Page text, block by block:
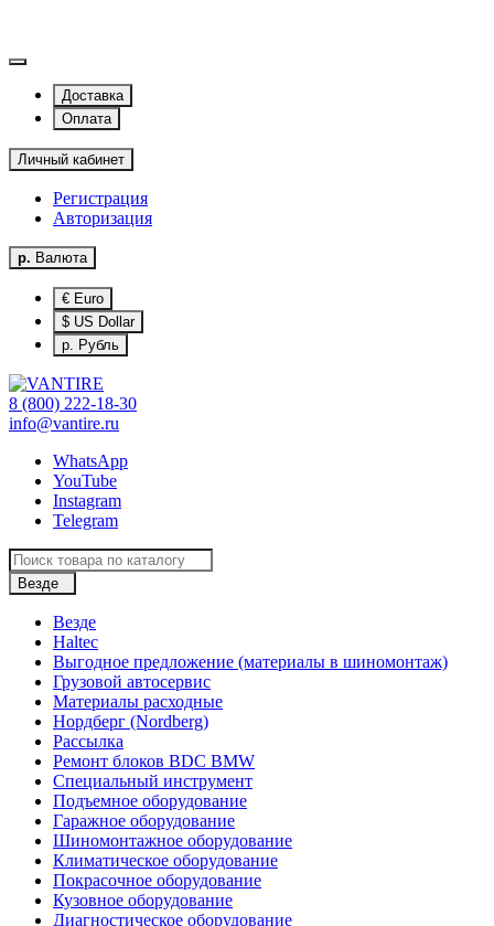
Доставка
Оплата
Личный кабинет
Регистрация
Авторизация
р. Валюта
€ Euro
$ US Dollar
р. Рубль
8 (800) 222-18-30
info@vantire.ru
WhatsApp
YouTube
Instagram
Telegram
Везде
Везде
Haltec
Выгодное предложение (материалы в шиномонтаж)
Грузовой автосервис
Материалы расходные
Нордберг (Nordberg)
Рассылка
Ремонт блоков BDC BMW
Специальный инструмент
Подъемное оборудование
Гаражное оборудование
Шиномонтажное оборудование
Климатическое оборудование
Покрасочное оборудование
Кузовное оборудование
Диагностическое оборудование